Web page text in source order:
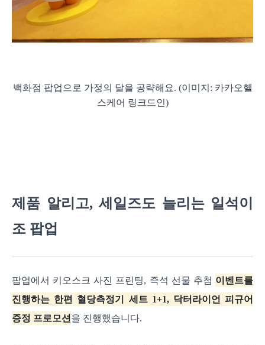
백화점 팝업으로 가정의 달을 공략해요. (이미지: 카카오헬
스케어 링크드인)
제품 알리고, 세일즈도 늘리는 일석이
조 팝업
팝업에서 키오스크 사진 프린팅, 즉석 선물 추첨 이벤트를
진행하는 한편 혈당측정기 세트 1+1, 닥터라이언 피규어
증정 프로모션 을 진행했습니다.